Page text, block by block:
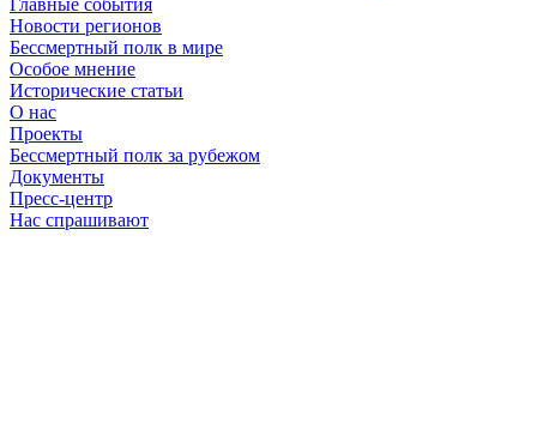
Главные события
Новости регионов
Бессмертный полк в мире
Особое мнение
Исторические статьи
О нас
Проекты
Бессмертный полк за рубежом
Документы
Пресс-центр
Нас спрашивают